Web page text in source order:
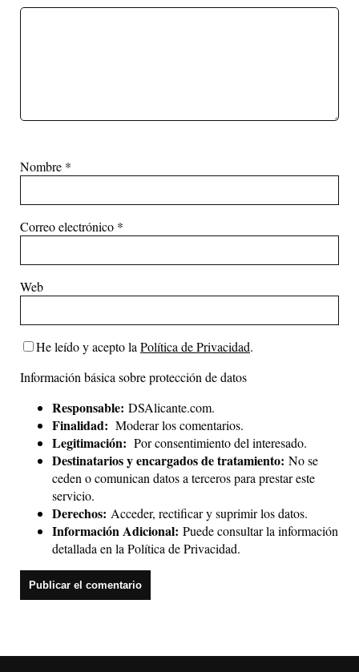
Nombre *
Correo electrónico *
Web
He leído y acepto laPolítica de Privacidad.
Información básica sobre protección de datos
Responsable: DSAlicante.com.
Finalidad: Moderar los comentarios.
Legitimación: Por consentimiento del interesado.
Destinatarios y encargados de tratamiento: No se
ceden o comunican datos a terceros para prestar este
servicio.
Derechos: Acceder, rectificar y suprimir los datos.
Información Adicional: Puede consultar la información
detallada en laPolítica de Privacidad.